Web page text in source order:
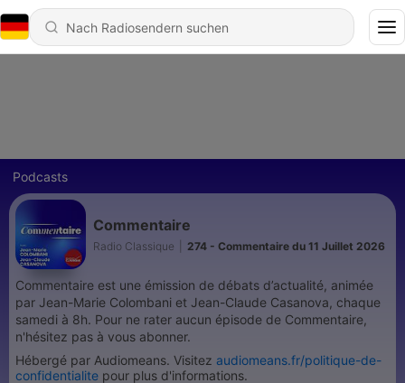
Podcasts
Commentaire
Radio Classique 274 - Commentaire du 11 Juillet 2026
Commentaire est une émission de débats d’actualité, animée
par Jean-Marie Colombani et Jean-Claude Casanova, chaque
samedi à 8h. Pour ne rater aucun épisode de Commentaire,
n'hésitez pas à vous abonner.
Hébergé par Audiomeans. Visitez audiomeans.fr/politique-de-
confidentialite pour plus d'informations.